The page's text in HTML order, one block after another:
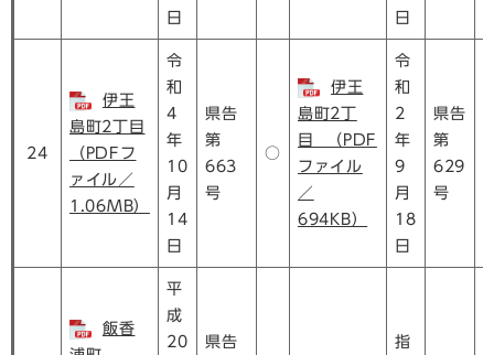
日
日
24
伊王
島町2丁目
（PDFフ
ァイル／
1.06MB）
令
和
4
年
10
月
14
日
県告
第
663
号
○
伊王
島町2丁
目 （PDF
ファイル
／
694KB）
令
和
2
年
9
月
18
日
県告
第
629
号
飯香
平
成
20
県告 指